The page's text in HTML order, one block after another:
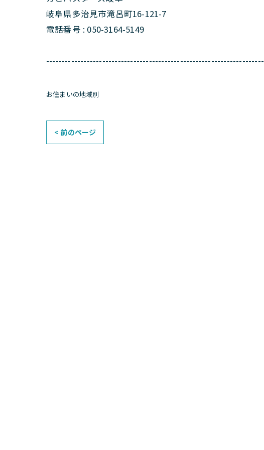
岐阜県多治見市滝呂町16-121-7
電話番号 : 050-3164-5149
----------------------------------------------------------------------
お住まいの地域別
< 前のページ